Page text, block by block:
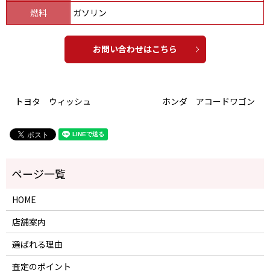
燃料
ガソリン
お問い合わせはこちら
トヨタ ウィッシュ ホンダ アコードワゴン
HOME
店舗案内
選ばれる理由
査定のポイント